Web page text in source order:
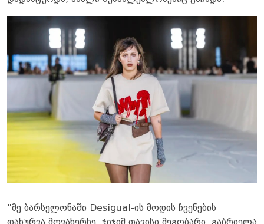
"მე ბარსელონაში Desigual-ის მოდის ჩვენების